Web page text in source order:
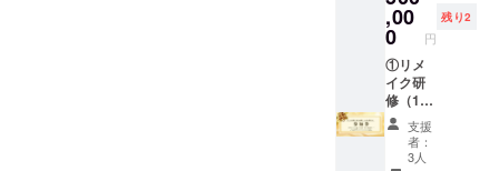
2025年
3月末ま
で ・受
講方
法：オ
ンライ
ンツー
ル
（zoom
題解決
の基礎
スキル
※状況に
応じ
て、内
容を一
部変更
する場
冊 ・Z
世代カ
ンファ
レンス
参加券3
枚 ・交
流会参
加券3枚
【Z世代
,00
0 円
残り2
①リメ
イク研
修（1日
の研修
＋1ヶ月
の壁打
支援
者：
3人